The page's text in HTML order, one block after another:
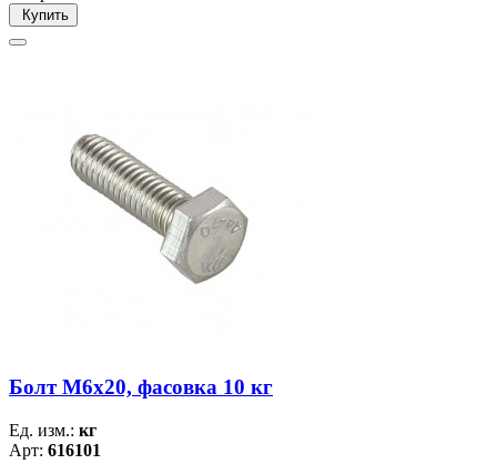
Купить
Болт М6х20, фасовка 10 кг
Ед. изм.: кг
Арт: 616101